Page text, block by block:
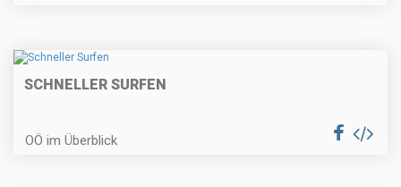
SCHNELLER SURFEN
OÖ im Überblick